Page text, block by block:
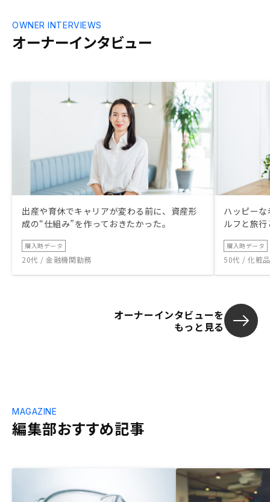
オーナーインタビュー
OWNER INTERVIEWS
出産や育休でキャリアが変わる前に、資産形
成の“仕組み”を作っておきたかった。
購入時データ
20代 / 金融機関勤務
ハッピー
ルフと旅
購入時データ
50代 / 化粧
オーナーインタビューを
もっと見る
編集部おすすめ記事
MAGAZINE